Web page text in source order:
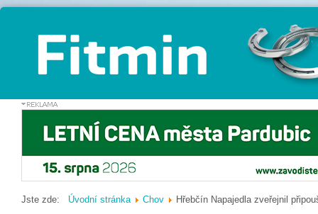
Jste zde: Úvodní stránka Chov Hřebčín Napajedla zveřejnil